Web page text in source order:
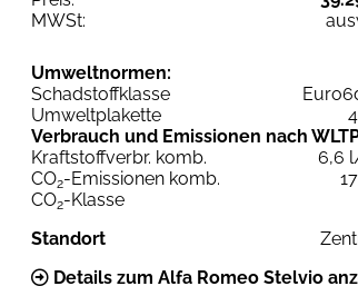
MWSt:
Umweltnormen:
Schadstoffklasse
Umweltplakette
Verbrauch und Emissionen nach
Kraftstoffverbr. komb.
6,6
CO2-Emissionen komb.
CO2-Klasse
Standort
Details zum Alfa Romeo Stelvio